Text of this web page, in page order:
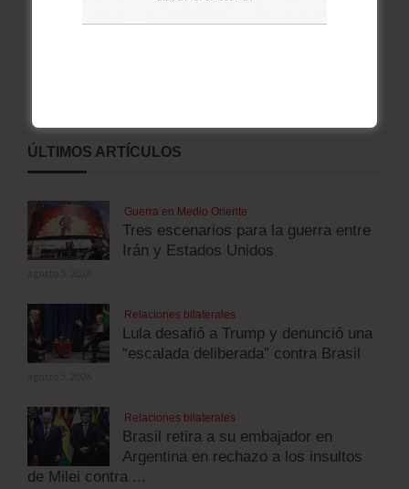
ÚLTIMOS ARTÍCULOS
Guerra en Medio Oriente
Tres escenarios para la guerra entre
Irán y Estados Unidos
Relaciones bilaterales
Lula desafió a Trump y denunció una
“escalada deliberada” contra Brasil
Relaciones bilaterales
Brasil retira a su embajador en
Argentina en rechazo a los insultos
de Milei contra ...